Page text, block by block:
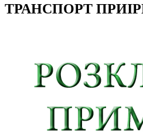
ТРАНСПОРТ